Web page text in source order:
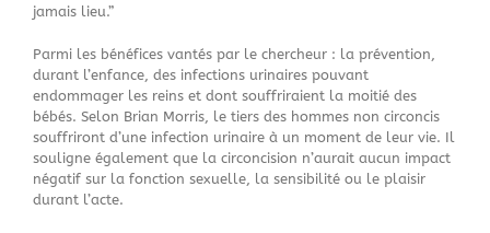
jamais lieu.”
Parmi les bénéfices vantés par le chercheur : la prévention,
durant l’enfance, des infections urinaires pouvant
endommager les reins et dont souffriraient la moitié des
bébés. Selon Brian Morris, le tiers des hommes non circoncis
souffriront d’une infection urinaire à un moment de leur vie. Il
souligne également que la circoncision n’aurait aucun impact
négatif sur la fonction sexuelle, la sensibilité ou le plaisir
durant l’acte.